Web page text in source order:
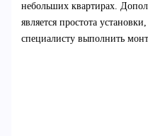
небольших квартирах.
является простота
специалисту выполнить